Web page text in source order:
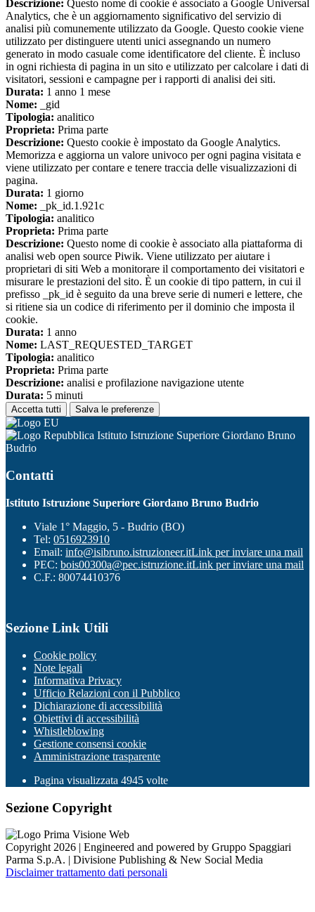
Descrizione: Questo nome di cookie è associato a Google Universal
Analytics, che è un aggiornamento significativo del servizio di
analisi più comunemente utilizzato da Google. Questo cookie viene
utilizzato per distinguere utenti unici assegnando un numero
generato in modo casuale come identificatore del cliente. È incluso
in ogni richiesta di pagina in un sito e utilizzato per calcolare i dati di
visitatori, sessioni e campagne per i rapporti di analisi dei siti.
Durata: 1 anno 1 mese
Nome: _gid
Tipologia: analitico
Proprieta: Prima parte
Descrizione: Questo cookie è impostato da Google Analytics.
Memorizza e aggiorna un valore univoco per ogni pagina visitata e
viene utilizzato per contare e tenere traccia delle visualizzazioni di
pagina.
Durata: 1 giorno
Nome: _pk_id.1.921c
Tipologia: analitico
Proprieta: Prima parte
Descrizione: Questo nome di cookie è associato alla piattaforma di
analisi web open source Piwik. Viene utilizzato per aiutare i
proprietari di siti Web a monitorare il comportamento dei visitatori e
misurare le prestazioni del sito. È un cookie di tipo pattern, in cui il
prefisso _pk_id è seguito da una breve serie di numeri e lettere, che
si ritiene sia un codice di riferimento per il dominio che imposta il
cookie.
Durata: 1 anno
Nome: LAST_REQUESTED_TARGET
Tipologia: analitico
Proprieta: Prima parte
Descrizione: analisi e profilazione navigazione utente
Durata: 5 minuti
Accetta tutti Salva le preferenze
Istituto Istruzione Superiore Giordano Bruno
Budrio
Contatti
Istituto Istruzione Superiore Giordano Bruno Budrio
Viale 1° Maggio, 5 - Budrio (BO)
Tel: 0516923910
Email: info@isibruno.istruzioneer.itLink per inviare una mail
PEC: bois00300a@pec.istruzione.itLink per inviare una mail
C.F.: 80074410376
Sezione Link Utili
Cookie policy
Note legali
Informativa Privacy
Ufficio Relazioni con il Pubblico
Dichiarazione di accessibilità
Obiettivi di accessibilità
Whistleblowing
Gestione consensi cookie
Amministrazione trasparente
Pagina visualizzata 4945 volte
Sezione Copyright
Copyright 2026 | Engineered and powered by Gruppo Spaggiari
Parma S.p.A. | Divisione Publishing & New Social Media
Disclaimer trattamento dati personali